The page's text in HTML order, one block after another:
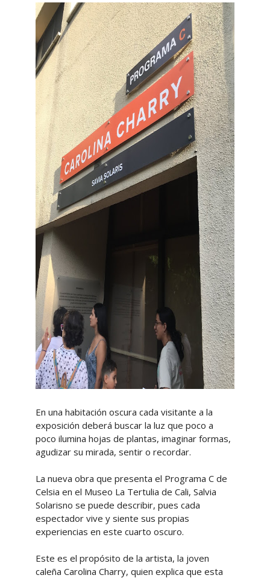
En una habitación oscura cada visitante a la
exposición deberá buscar la luz que poco a
poco ilumina hojas de plantas, imaginar formas,
agudizar su mirada, sentir o recordar.
La nueva obra que presenta el Programa C de
Celsia en el Museo La Tertulia de Cali, Salvia
Solarisno se puede describir, pues cada
espectador vive y siente sus propias
experiencias en este cuarto oscuro.
Este es el propósito de la artista, la joven
caleña Carolina Charry, quien explica que esta